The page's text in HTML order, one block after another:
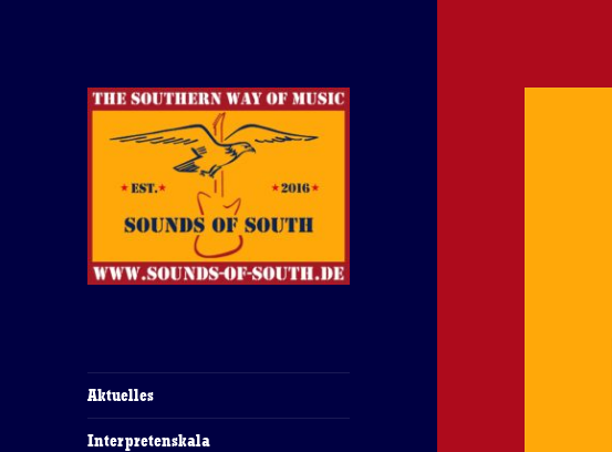
Aktuelles
Interpretenskala